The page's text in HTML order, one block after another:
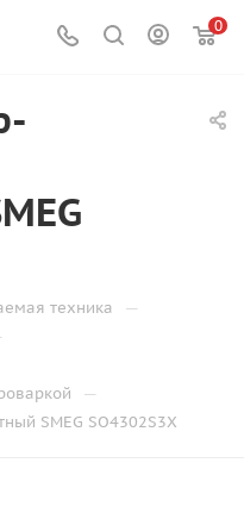
0
техника —
—
SMEG SO4302S3X